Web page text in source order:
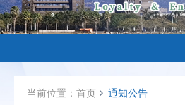
当前位置： 首页 通知公告